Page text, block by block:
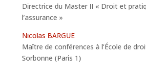
Directrice du Master II « Droit et
l’assurance »
Nicolas BARGUE
Maître de conférences à l’École de
Sorbonne (Paris 1)